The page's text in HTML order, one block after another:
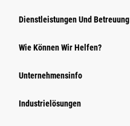
Dienstleistungen Und Betreuung
Wie Können Wir Helfen?
Unternehmensinfo
Industrielösungen